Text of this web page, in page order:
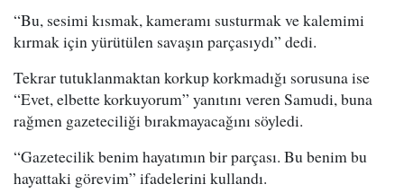
“Bu, sesimi kısmak, kameramı susturmak ve kalemimi
kırmak için yürütülen savaşın parçasıydı” dedi.
Tekrar tutuklanmaktan korkup korkmadığı sorusuna ise
“Evet, elbette korkuyorum” yanıtını veren Samudi, buna
rağmen gazeteciliği bırakmayacağını söyledi.
“Gazetecilik benim hayatımın bir parçası. Bu benim bu
hayattaki görevim” ifadelerini kullandı.